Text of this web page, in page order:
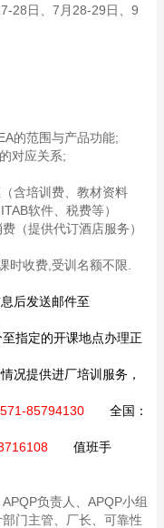
28日、7月28-29日、9
的范围与产品功能;
对应关系;
含培训费、教材资料
软件、税费等）
（提供代订酒店服务）
时收费,受训名额不限.
后发送邮件至
指定的开课地点办理正
况提供进厂培训服务，
85794130
全国：
值班手
负责人、APQP小组
门主管、厂长、可靠性